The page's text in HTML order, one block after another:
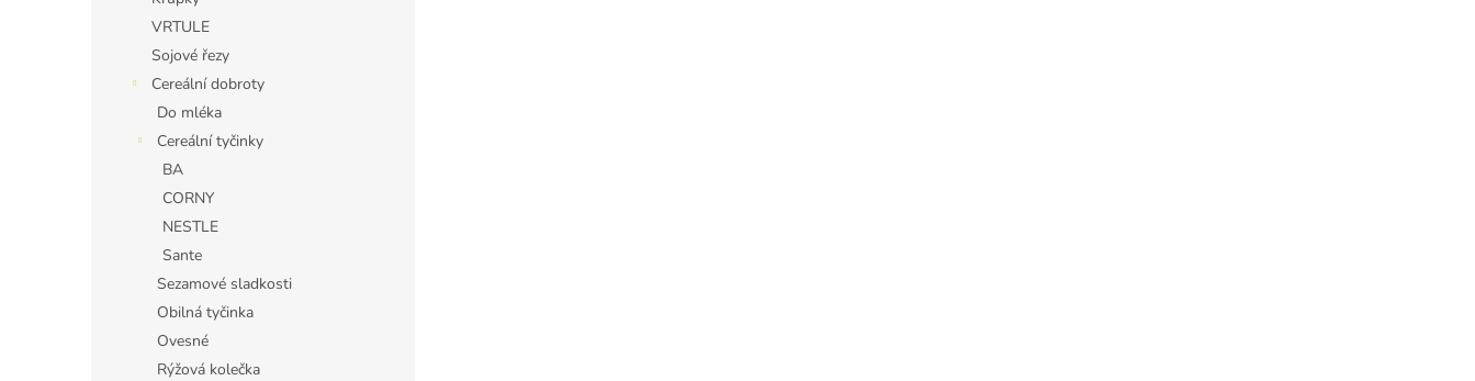
VRTULE
Sojové řezy
Cereální dobroty
Do mléka
Cereální tyčinky
BA
CORNY
NESTLE
Sante
Sezamové sladkosti
Obilná tyčinka
Ovesné
Rýžová kolečka